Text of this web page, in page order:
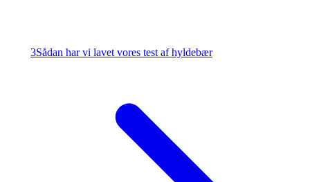
3Sådan har vi lavet vores test af hyldebær